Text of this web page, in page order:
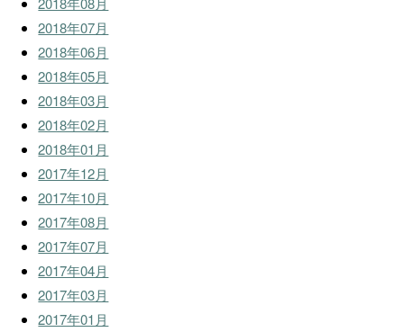
2018年07月
2018年06月
2018年05月
2018年03月
2018年02月
2018年01月
2017年12月
2017年10月
2017年08月
2017年07月
2017年04月
2017年03月
2017年01月